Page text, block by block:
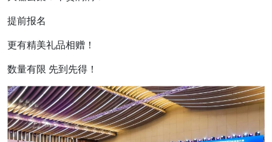
提前报名
更有精美礼品相赠！
数量有限 先到先得！